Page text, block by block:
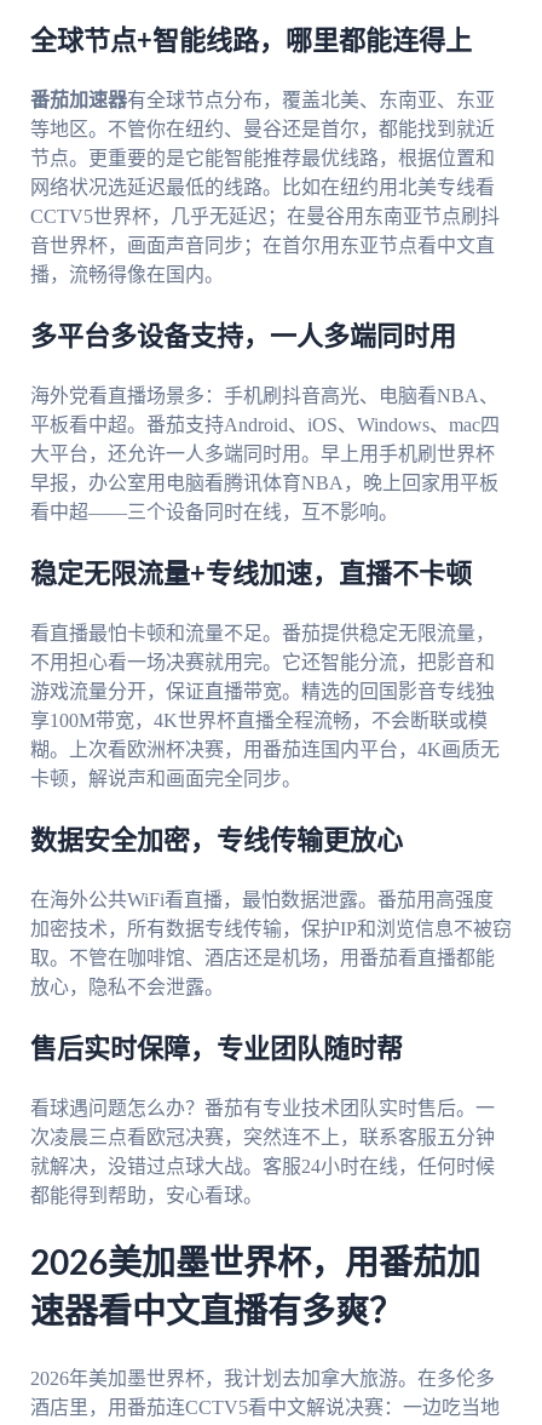
全球节点+智能线路，哪里都能连得上
番茄加速器有全球节点分布，覆盖北美、东南亚、东亚
等地区。不管你在纽约、曼谷还是首尔，都能找到就近
节点。更重要的是它能智能推荐最优线路，根据位置和
网络状况选延迟最低的线路。比如在纽约用北美专线看
CCTV5世界杯，几乎无延迟；在曼谷用东南亚节点刷抖
音世界杯，画面声音同步；在首尔用东亚节点看中文直
播，流畅得像在国内。
多平台多设备支持，一人多端同时用
海外党看直播场景多：手机刷抖音高光、电脑看NBA、
平板看中超。番茄支持Android、iOS、Windows、mac四
大平台，还允许一人多端同时用。早上用手机刷世界杯
早报，办公室用电脑看腾讯体育NBA，晚上回家用平板
看中超——三个设备同时在线，互不影响。
稳定无限流量+专线加速，直播不卡顿
看直播最怕卡顿和流量不足。番茄提供稳定无限流量，
不用担心看一场决赛就用完。它还智能分流，把影音和
游戏流量分开，保证直播带宽。精选的回国影音专线独
享100M带宽，4K世界杯直播全程流畅，不会断联或模
糊。上次看欧洲杯决赛，用番茄连国内平台，4K画质无
卡顿，解说声和画面完全同步。
数据安全加密，专线传输更放心
在海外公共WiFi看直播，最怕数据泄露。番茄用高强度
加密技术，所有数据专线传输，保护IP和浏览信息不被窃
取。不管在咖啡馆、酒店还是机场，用番茄看直播都能
放心，隐私不会泄露。
售后实时保障，专业团队随时帮
看球遇问题怎么办？番茄有专业技术团队实时售后。一
次凌晨三点看欧冠决赛，突然连不上，联系客服五分钟
就解决，没错过点球大战。客服24小时在线，任何时候
都能得到帮助，安心看球。
2026美加墨世界杯，用番茄加
速器看中文直播有多爽？
2026年美加墨世界杯，我计划去加拿大旅游。在多伦多
酒店里，用番茄连CCTV5看中文解说决赛：一边吃当地